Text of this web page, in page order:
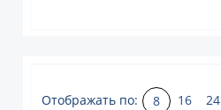
Отображать по: 8 16 24